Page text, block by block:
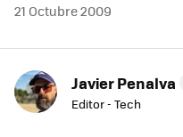
21 Octubre 2009
Javier Penalva
Editor - Tech